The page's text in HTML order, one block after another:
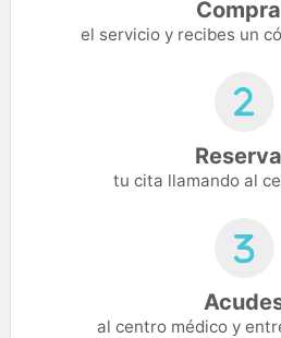
el servicio y recibes un
tu cita llamando al
al centro médico y